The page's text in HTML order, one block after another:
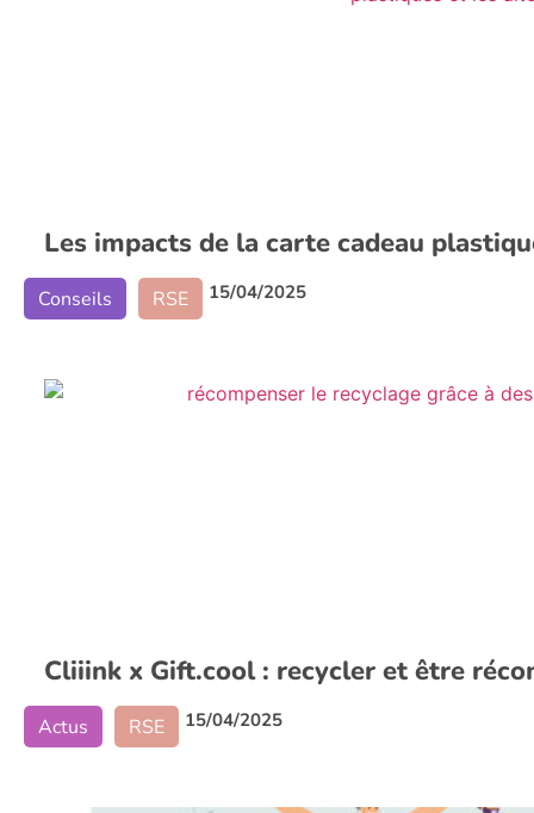
Les impacts de la carte cadeau
Conseils RSE 15/04/2025
Cliiink x Gift.cool : recycler et être
Actus RSE 15/04/2025